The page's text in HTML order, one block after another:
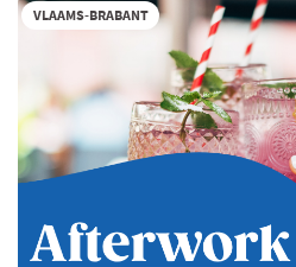
Moors,
Permanent
Vertegenwoordiger
van
België
de
Europese
VLAAMS-BRABANT